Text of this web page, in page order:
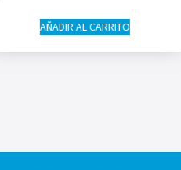
AÑADIR AL CARRITO